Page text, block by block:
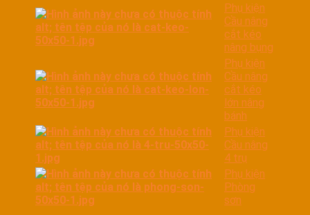
Phụ kiện
Cầu nâng
cắt kéo
nâng bụng
Phụ kiện
Cầu nâng
cắt kéo
lớn nâng
bánh
Phụ kiện
Cầu nâng
4 trụ
Phụ kiện
Phòng
sơn